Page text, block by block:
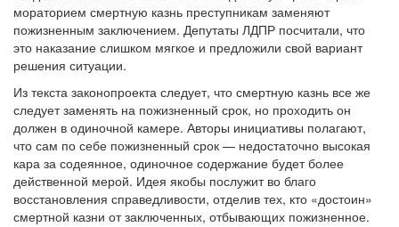
мораторием смертную казнь преступникам заменяют
пожизненным заключением. Депутаты ЛДПР посчитали, что
это наказание слишком мягкое и предложили свой вариант
решения ситуации.
Из текста законопроекта следует, что смертную казнь все же
следует заменять на пожизненный срок, но проходить он
должен в одиночной камере. Авторы инициативы полагают,
что сам по себе пожизненный срок — недостаточно высокая
кара за содеянное, одиночное содержание будет более
действенной мерой. Идея якобы послужит во благо
восстановления справедливости, отделив тех, кто «достоин»
смертной казни от заключенных, отбывающих пожизненное.